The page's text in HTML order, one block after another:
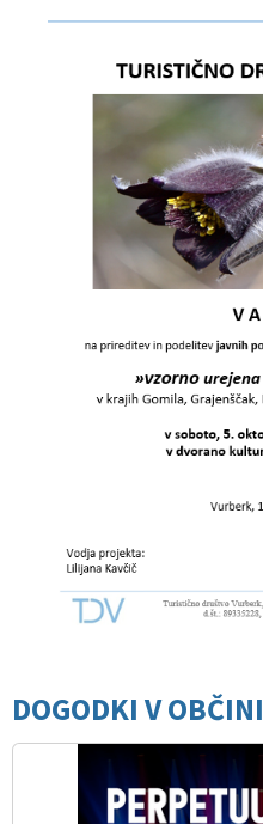
DOGODKI V OBČINI